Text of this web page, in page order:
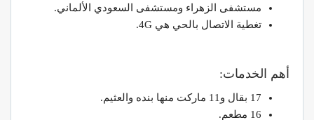
مستشفى الزهراء ومستشفى السعودي الألماني.
تغطية الاتصال بالحي هي 4G.
أهم الخدمات:
17 بقال و11 ماركت منها بنده والعثيم.
16 مطعم.